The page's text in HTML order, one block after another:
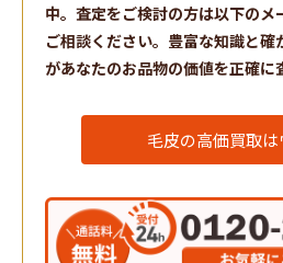
中。査定をご検討の方は以下のメ
ご相談ください。豊富な知識と
があなたのお品物の価値を正確に
毛皮の高価買取